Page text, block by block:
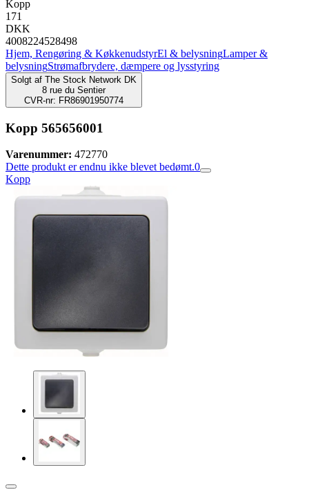
Kopp
171
DKK
4008224528498
Hjem, Rengøring & KøkkenudstyrEl & belysningLamper &
belysningStrømafbrydere, dæmpere og lysstyring
Solgt af The Stock Network DK
8 rue du Sentier
CVR-nr: FR86901950774
Kopp 565656001
Varenummer: 472770
Dette produkt er endnu ikke blevet bedømt.0
Kopp